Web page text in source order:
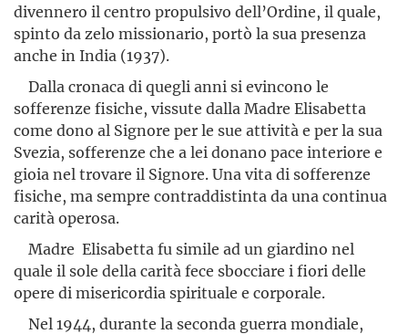
divennero il centro propulsivo dell’Ordine, il quale,
spinto da zelo missionario, portò la sua presenza
anche in India (1937).
Dalla cronaca di quegli anni si evincono le
sofferenze fisiche, vissute dalla Madre Elisabetta
come dono al Signore per le sue attivi­tà e per la sua
Svezia, sofferenze che a lei donano pace interiore e
gioia nel trovare il Signore. Una vita di sofferenze
fisiche, ma sempre contraddistinta da una continua
carità operosa.
Madre Elisabetta fu simile ad un giardino nel
quale il sole della carità fece sbocciare i fiori delle
opere di misericordia spirituale e corporale.
Nel 1944, durante la seconda guerra mondiale,